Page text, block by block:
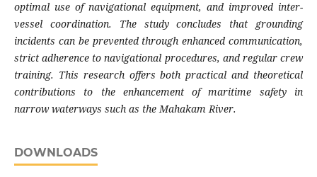
optimal use of navigational equipment, and improved inter-
vessel coordination. The study concludes that grounding
incidents can be prevented through enhanced communication,
strict adherence to navigational procedures, and regular crew
training. This research offers both practical and theoretical
contributions to the enhancement of maritime safety in
narrow waterways such as the Mahakam River.
DOWNLOADS